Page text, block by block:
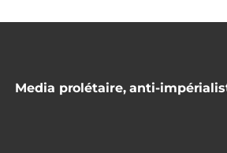
Media prolétaire, anti-